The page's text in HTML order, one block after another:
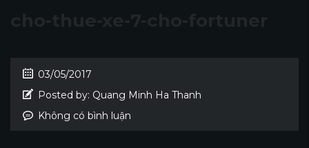
03/05/2017
Posted by: Quang Minh Ha Thanh
Không có bình luận